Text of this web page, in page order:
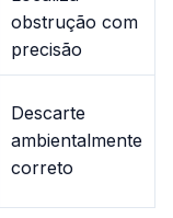
obstrução com
precisão
Descarte
ambientalmente
correto